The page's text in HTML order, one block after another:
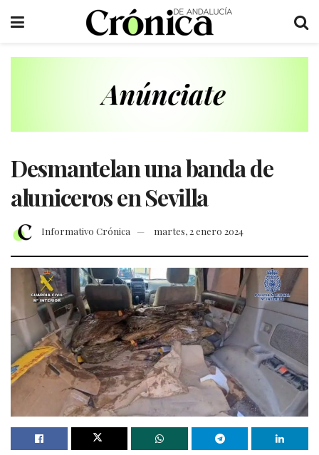
Desmantelan una banda de
aluniceros en Sevilla
Informativo Crónica martes, 2 enero 2024